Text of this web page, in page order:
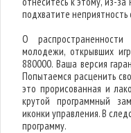
подхватите
О
молодежи, открывших
880000. Ваша версия
Попытаемся расценить
это прорисованная и
крутой программный
иконки управления. В
программу.